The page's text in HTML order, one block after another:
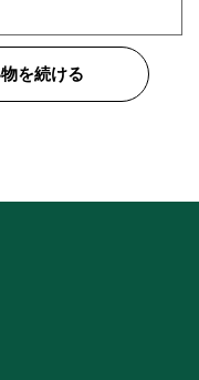
を続ける